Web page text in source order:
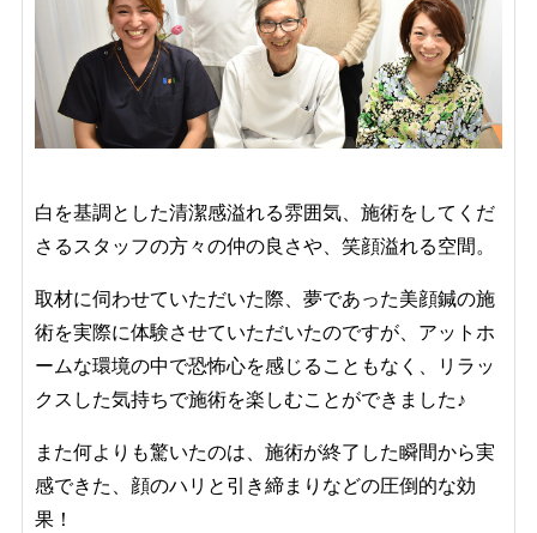
白を基調とした清潔感溢れる雰囲気、施術をしてくだ
さるスタッフの方々の仲の良さや、笑顔溢れる空間。
取材に伺わせていただいた際、夢であった美顔鍼の施
術を実際に体験させていただいたのですが、アットホ
ームな環境の中で恐怖心を感じることもなく、リラッ
クスした気持ちで施術を楽しむことができました♪
また何よりも驚いたのは、施術が終了した瞬間から実
感できた、顔のハリと引き締まりなどの圧倒的な効
果！